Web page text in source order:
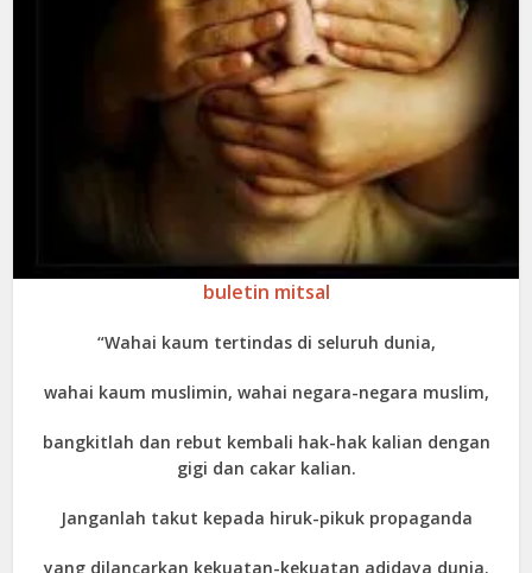
buletin mitsal
“Wahai kaum tertindas di seluruh dunia,
wahai kaum muslimin, wahai negara-negara muslim,
bangkitlah dan rebut kembali hak-hak kalian dengan
gigi dan cakar kalian.
Janganlah takut kepada hiruk-pikuk propaganda
yang dilancarkan kekuatan-kekuatan adidaya dunia.